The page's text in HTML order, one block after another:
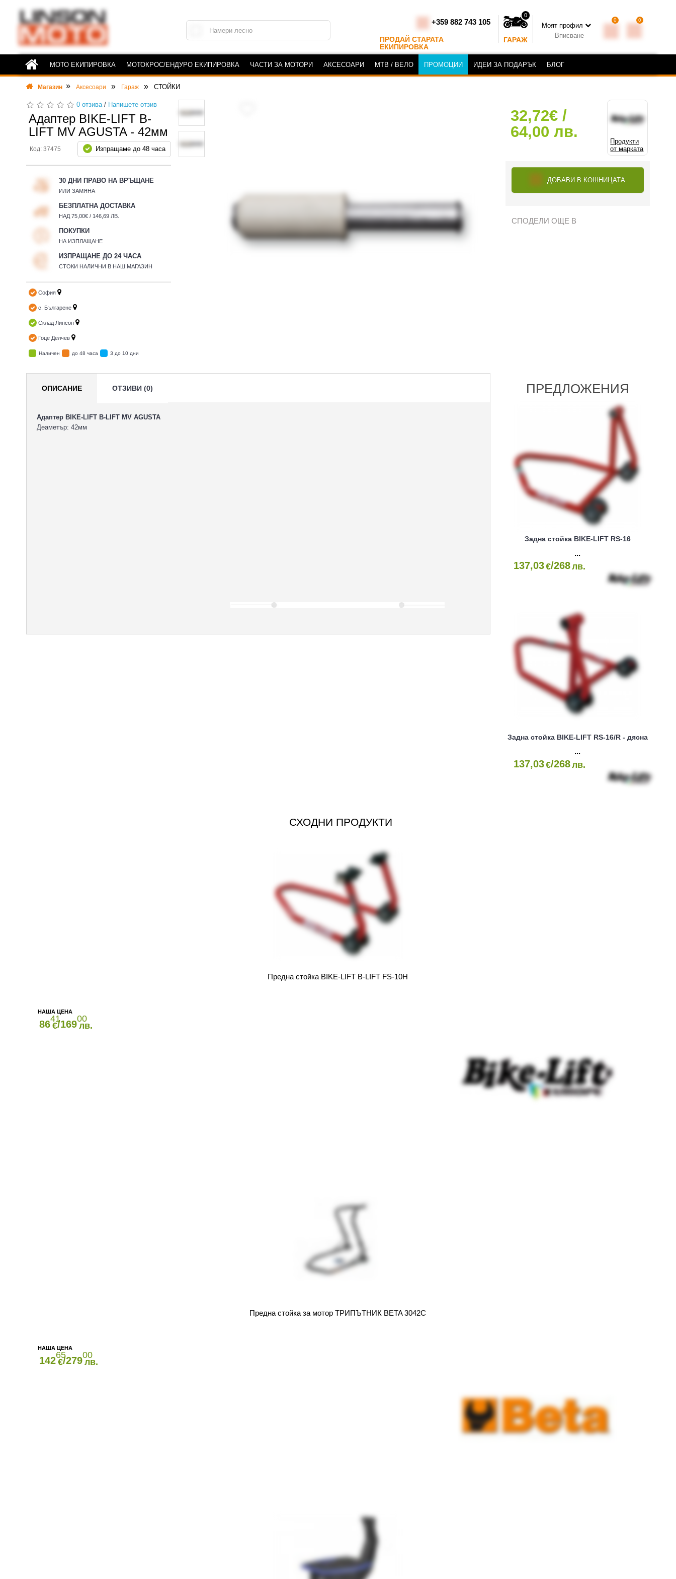
+359 882 743 105
ПРОДАЙ СТАРАТА
ЕКИПИРОВКА
0
ГАРАЖ
Моят профил
Вписване
0 0
МОТО ЕКИПИРОВКА МОТОКРОС/ЕНДУРО ЕКИПИРОВКА ЧАСТИ ЗА МОТОРИ АКСЕСОАРИ MTB / ВЕЛО ПРОМОЦИИ ИДЕИ ЗА ПОДАРЪК БЛОГ
Магазин Аксесоари Гараж СТОЙКИ
0 отзива/ Напишете отзив
Адаптер BIKE-LIFT B-
LIFT MV AGUSTA - 42мм
Код: 37475 Изпращаме до 48 часа
30 ДНИ ПРАВО НА ВРЪЩАНЕ
ИЛИ ЗАМЯНА
БЕЗПЛАТНА ДОСТАВКА
НАД 75,00€ / 146,69 ЛВ.
ПОКУПКИ
НА ИЗПЛАЩАНЕ
ИЗПРАЩАНЕ ДО 24 ЧАСА
СТОКИ НАЛИЧНИ В НАШ МАГАЗИН
София
с. Българене
Склад Линсон
Гоце Делчев
Наличен до 48 часа 3 до 10 дни
Продукти
от марката
32,72€ /
64,00 лв.
ДОБАВИ В КОШНИЦАТА
СПОДЕЛИ ОЩЕ В
ОПИСАНИЕ ОТЗИВИ (0)
Адаптер BIKE-LIFT B-LIFT MV AGUSTA
Деаметър: 42мм
ПРЕДЛОЖЕНИЯ
Задна стойка BIKE-LIFT RS-16
137,03€/268лв.
Задна стойка BIKE-LIFT RS-16/R - дясна
137,03€/268лв.
СХОДНИ ПРОДУКТИ
Предна стойка BIKE-LIFT B-LIFT FS-10H
8641
€/16900
лв.
Предна стойка за мотор ТРИПЪТНИК BETA 3042C
14265
€/27900
лв.